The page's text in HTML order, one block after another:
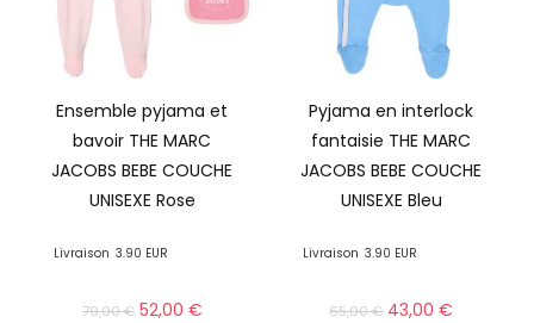
Ensemble pyjama et
bavoir THE MARC
JACOBS BEBE COUCHE
UNISEXE Rose
Livraison 3.90 EUR
79,00€ 52,00 €
Pyjama en interlock
fantaisie THE MARC
JACOBS BEBE COUCHE
UNISEXE Bleu
Livraison 3.90 EUR
65,00€ 43,00€